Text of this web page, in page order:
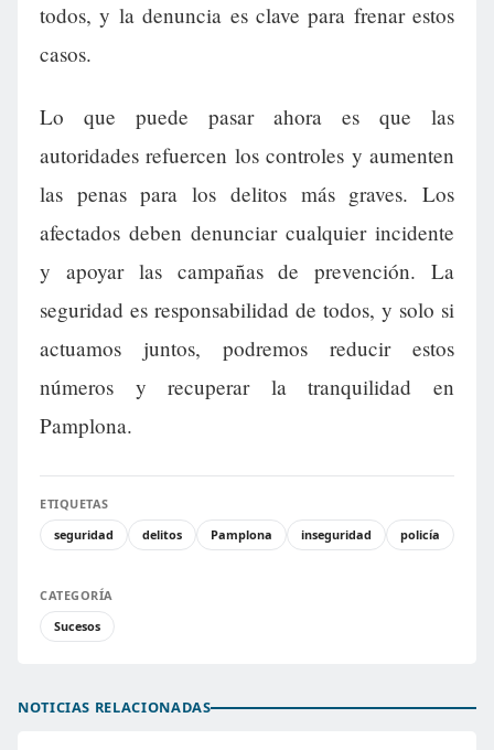
todos, y la denuncia es clave para frenar estos
casos.
Lo que puede pasar ahora es que las
autoridades refuercen los controles y aumenten
las penas para los delitos más graves. Los
afectados deben denunciar cualquier incidente
y apoyar las campañas de prevención. La
seguridad es responsabilidad de todos, y solo si
actuamos juntos, podremos reducir estos
números y recuperar la tranquilidad en
Pamplona.
ETIQUETAS
seguridad
delitos Pamplona inseguridad policía
CATEGORÍA
Sucesos
NOTICIAS RELACIONADAS